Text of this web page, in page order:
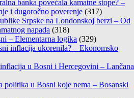
banka povećala kamatne stope? –
i dugoročno poverenje (317)
Srpske na Londonskoj berzi – Od
napada (318)
– Elementarna logika (329)
inflacija ukorenila? – Ekonomsko
u Bosni i Hercegovini – Lančana
politika u Bosni koje nema – Bosanski